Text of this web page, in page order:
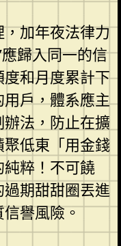
加年夜法律力
歸入同一的信
和月度累計下
戶，體系應主
法，防止在擴
低東「用金錢
純粹！不可饒
期甜甜圈丟進
譽風險。